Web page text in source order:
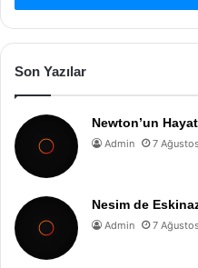
Son Yazılar
Newton’un
Admin 7
Nesim de
Admin 7